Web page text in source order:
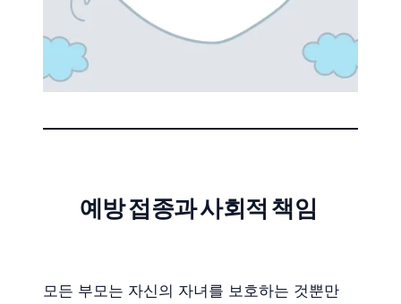
예방 접종과 사회적 책임
모든 부모는 자신의 자녀를 보호하는 것뿐만